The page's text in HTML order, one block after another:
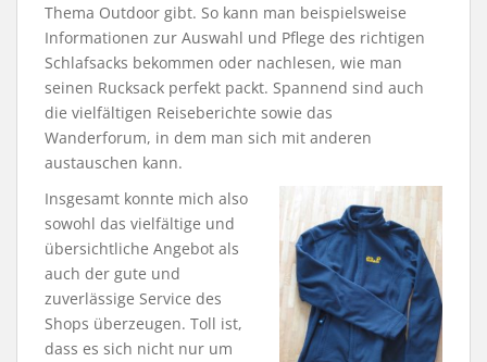
Thema Outdoor gibt. So kann man beispielsweise
Informationen zur Auswahl und Pflege des richtigen
Schlafsacks bekommen oder nachlesen, wie man
seinen Rucksack perfekt packt. Spannend sind auch
die vielfältigen Reiseberichte sowie das
Wanderforum, in dem man sich mit anderen
austauschen kann.
Insgesamt konnte mich also
sowohl das vielfältige und
übersichtliche Angebot als
auch der gute und
zuverlässige Service des
Shops überzeugen. Toll ist,
dass es sich nicht nur um